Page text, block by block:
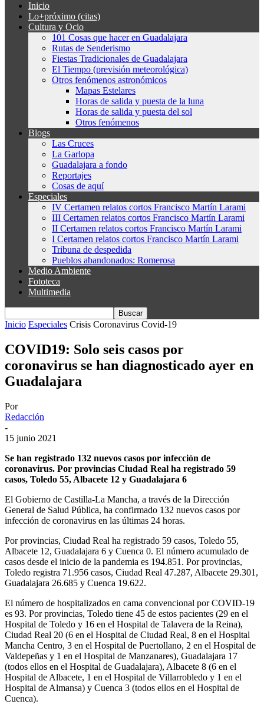
Inicio
Lo+próximo (citas)
Cultura y Ocio
101 Cosas que hacer en Guadalajara
Rutas de Senderismo
Fiestas Tradicionales de Guadalajara
El Tiempo (previsión meteorológica)
Otros fenómenos astronómicos
Mapas Estelares
Horas de salida y puesta de la luna
Horas de salida y puesta del sol
Otros fenómenos
Blogs
Las Cruces
La Garlopa
Guadalajara a fondo
Reportajes
Cosas de aquí
Especiales
IV Certamen relatos cortos Francisco Martín Larami
III Certamen relatos cortos Francisco Martín Larami
II Certamen relatos cortos Francisco Martín Larami
I Certamen relatos cortos Francisco Martín Larami
Tribuna de despedida
Pueblos abandonados: Romerosa
Medio Ambiente
Fototeca
Multimedia
Inicio Especiales Crisis Coronavirus Covid-19
COVID19: Solo seis casos por
coronavirus se han diagnosticado ayer en
Guadalajara
Por
Redacción
-
15 junio 2021
Se han registrado 132 nuevos casos por infección de
coronavirus. Por provincias Ciudad Real ha registrado 59
casos, Toledo 55, Albacete 12 y Guadalajara 6
El Gobierno de Castilla-La Mancha, a través de la Dirección
General de Salud Pública, ha confirmado 132 nuevos casos por
infección de coronavirus en las últimas 24 horas.
Por provincias, Ciudad Real ha registrado 59 casos, Toledo 55,
Albacete 12, Guadalajara 6 y Cuenca 0. El número acumulado de
casos desde el inicio de la pandemia es 194.851. Por provincias,
Toledo registra 71.956 casos, Ciudad Real 47.287, Albacete 29.301,
Guadalajara 26.685 y Cuenca 19.622.
El número de hospitalizados en cama convencional por COVID-19
es 93. Por provincias, Toledo tiene 45 de estos pacientes (29 en el
Hospital de Toledo y 16 en el Hospital de Talavera de la Reina),
Ciudad Real 20 (6 en el Hospital de Ciudad Real, 8 en el Hospital
Mancha Centro, 3 en el Hospital de Puertollano, 2 en el Hospital de
Valdepeñas y 1 en el Hospital de Manzanares), Guadalajara 17
(todos ellos en el Hospital de Guadalajara), Albacete 8 (6 en el
Hospital de Albacete, 1 en el Hospital de Villarrobledo y 1 en el
Hospital de Almansa) y Cuenca 3 (todos ellos en el Hospital de
Cuenca).